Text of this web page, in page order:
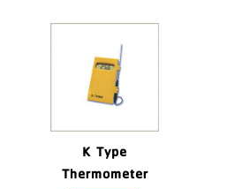
K Type
Thermometer